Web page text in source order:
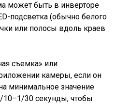
может быть в инверторе
подсветка (обычно белого
или полосы вдоль краев
съемка» или
камеры, если он
минимальное значение
30 секунды, чтобы